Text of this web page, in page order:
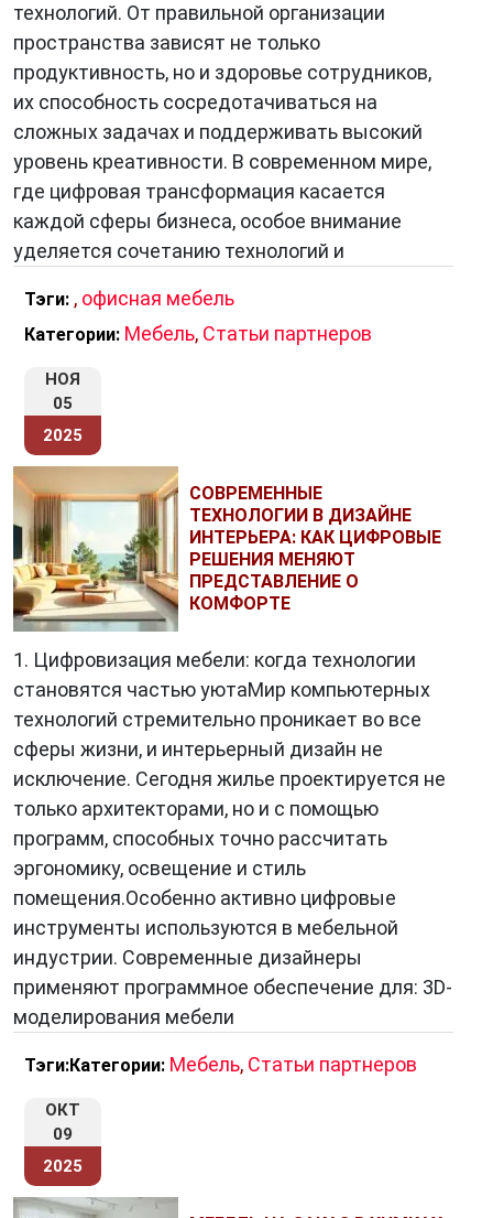
технологий. От правильной организации
пространства зависят не только
продуктивность, но и здоровье сотрудников,
их способность сосредотачиваться на
сложных задачах и поддерживать высокий
уровень креативности. В современном мире,
где цифровая трансформация касается
каждой сферы бизнеса, особое внимание
уделяется сочетанию технологий и
Тэги: , офисная мебель
Категории: Мебель, Статьи партнеров
НОЯ
05
2025
СОВРЕМЕННЫЕ
ТЕХНОЛОГИИ В ДИЗАЙНЕ
ИНТЕРЬЕРА: КАК ЦИФРОВЫЕ
РЕШЕНИЯ МЕНЯЮТ
ПРЕДСТАВЛЕНИЕ О
КОМФОРТЕ
1. Цифровизация мебели: когда технологии
становятся частью уютаМир компьютерных
технологий стремительно проникает во все
сферы жизни, и интерьерный дизайн не
исключение. Сегодня жилье проектируется не
только архитекторами, но и с помощью
программ, способных точно рассчитать
эргономику, освещение и стиль
помещения.Особенно активно цифровые
инструменты используются в мебельной
индустрии. Современные дизайнеры
применяют программное обеспечение для: 3D-
моделирования мебели
Тэги:Категории: Мебель, Статьи партнеров
ОКТ
09
2025